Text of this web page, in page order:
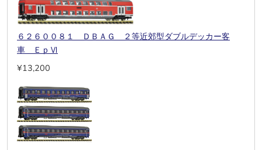
６２６００８１ ＤＢＡＧ ２等近郊型ダブルデッカー客
車 ＥｐⅥ
¥13,200